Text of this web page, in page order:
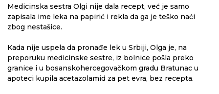
Medicinska sestra Olgi nije dala recept, već je samo
zapisala ime leka na papirić i rekla da ga je teško naći
zbog nestašice.
Kada nije uspela da pronađe lek u Srbiji, Olga je, na
preporuku medicinske sestre, iz bolnice pošla preko
granice i u bosanskohercegovačkom gradu Bratunac u
apoteci kupila acetazolamid za pet evra, bez recepta.